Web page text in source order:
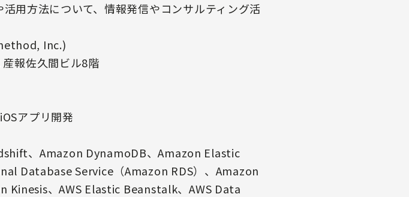
用方法について、情報発信やコンサルティング活
Inc.)
報佐久間ビル8階
アプリ開発
、Amazon DynamoDB、Amazon Elastic
Database Service（Amazon RDS）、Amazon
Kinesis、AWS Elastic Beanstalk、AWS Data